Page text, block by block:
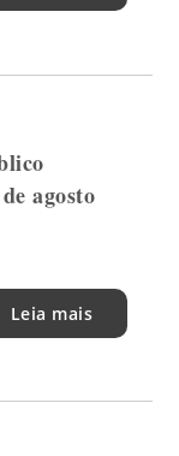
agosto
Leia mais